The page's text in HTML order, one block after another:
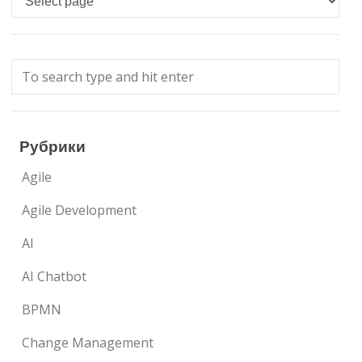
Рубрики
Agile
Agile Development
AI
AI Chatbot
BPMN
Change Management